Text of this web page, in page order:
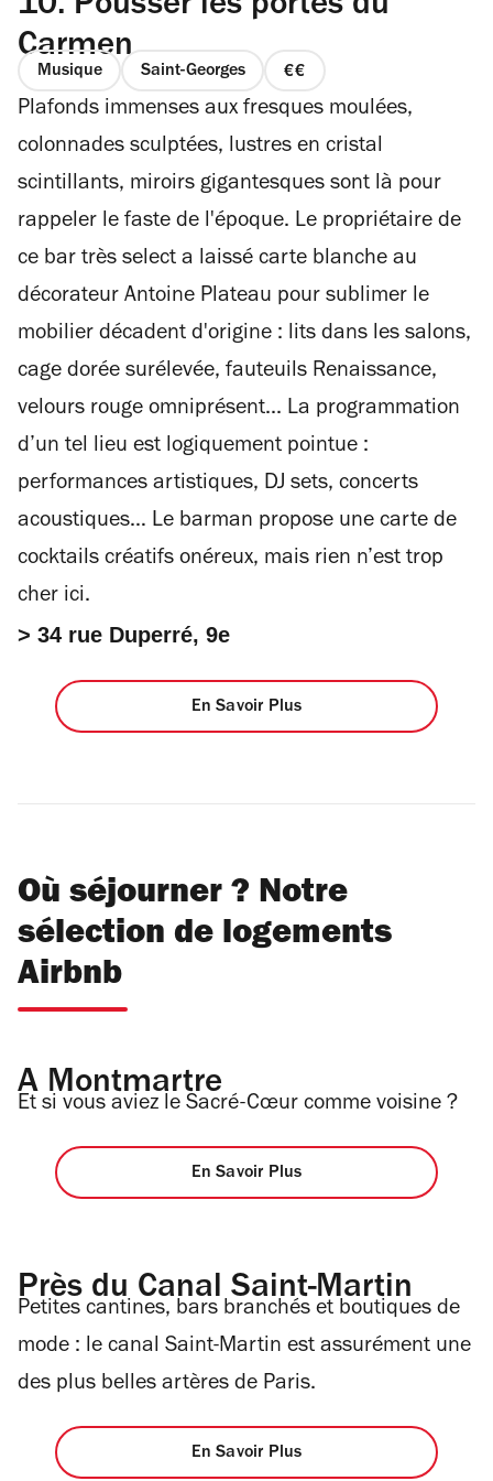
Carmen
Musique Saint-Georges
prix
2
Plafonds immenses aux fresques moulées,
colonnades sculptées, lustres en cristal
scintillants, miroirs gigantesques sont là pour
rappeler le faste de l'époque. Le propriétaire de
ce bar très select a laissé carte blanche au
décorateur Antoine Plateau pour sublimer le
mobilier décadent d'origine : lits dans les salons,
cage dorée surélevée, fauteuils Renaissance,
velours rouge omniprésent... La programmation
d’un tel lieu est logiquement pointue :
performances artistiques, DJ sets, concerts
acoustiques… Le barman propose une carte de
cocktails créatifs onéreux, mais rien n’est trop
cher ici.
> 34 rue Duperré, 9e
En Savoir Plus
Où séjourner ? Notre
sélection de logements
Airbnb
A Montmartre
Et si vous aviez le Sacré-Cœur comme voisine ?
En Savoir Plus
Près du Canal Saint-Martin
Petites cantines, bars branchés et boutiques de
mode : le canal Saint-Martin est assurément une
des plus belles artères de Paris.
En Savoir Plus